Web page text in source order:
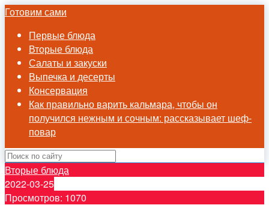
Готовим сами
Первые блюда
Вторые блюда
Салаты и закуски
Выпечка и десерты
Консервация
Как правильно варить кальмара, чтобы он
получился нежным и сочным: рассказывает шеф-
повар
Вторые блюда
2022-03-25
Просмотров: 1070